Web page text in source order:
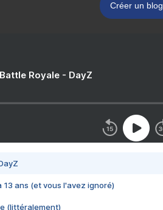
Créer un blog
Royale - DayZ
13 ans (et vous l'avez ignoré)
(littéralement)